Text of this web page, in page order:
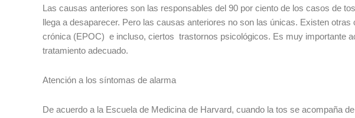
Las causas anteriores son las responsables del 90 por ciento de los casos de
llega a desaparecer. Pero las causas anteriores no son las únicas. Existen
crónica (EPOC) e incluso, ciertos trastornos psicológicos. Es muy importante
tratamiento adecuado.
Atención a los síntomas de alarma
De acuerdo a la Escuela de Medicina de Harvard, cuando la tos se acompaña